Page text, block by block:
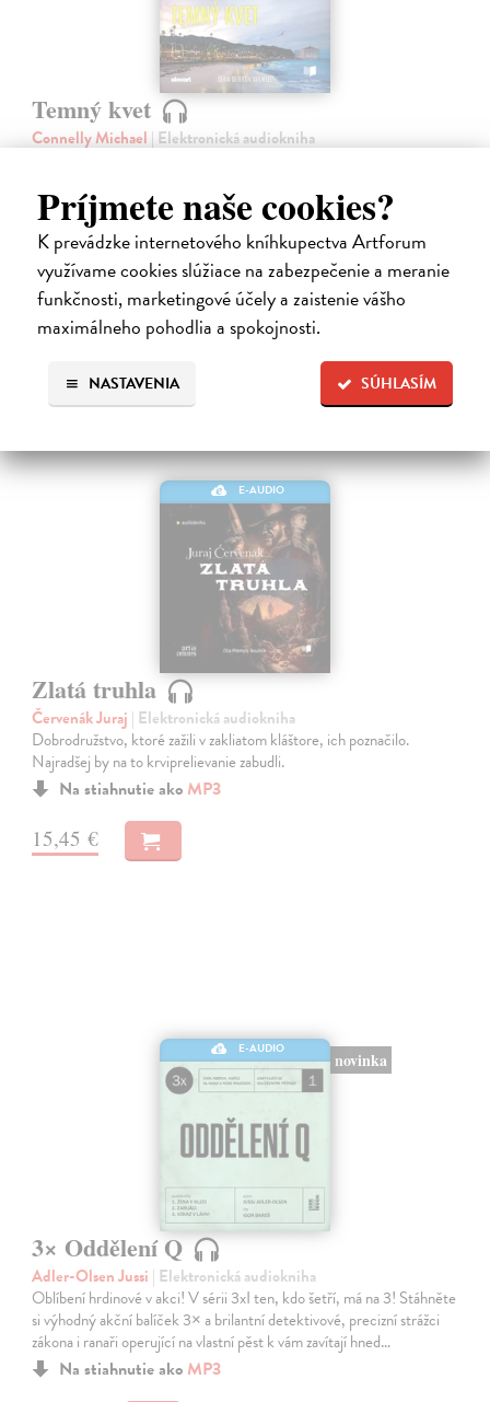
Príjmete naše cookies?
K prevádzke internetového kníhkupectva Artforum
využívame cookies slúžiace na zabezpečenie a meranie
funkčnosti, marketingové účely a zaistenie vášho
maximálneho pohodlia a spokojnosti.
SÚHLASÍM
NASTAVENIA
Temný kvet
Connelly Michael | Elektronická audiokniha
za trest ocitá „vo vyhnanstve“ na malom ospalom ostrove Catalina.…
Na stiahnutie ako MP3
14,95 €
E-AUDIO
Zlatá truhla
Červenák Juraj | Elektronická audiokniha
Dobrodružstvo, ktoré zažili v zakliatom kláštore, ich poznačilo.
Najradšej by na to krviprelievanie zabudli.
Na stiahnutie ako MP3
15,45 €
E-AUDIO
novinka
3× Oddělení Q
Adler-Olsen Jussi | Elektronická audiokniha
Oblíbení hrdinové v akci! V sérii 3xI ten, kdo šetří, má na 3! Stáhněte
si výhodný akční balíček 3× a brilantní detektivové, precizní strážci
zákona i ranaři operující na vlastní pěst k vám zavítají hned…
Na stiahnutie ako MP3